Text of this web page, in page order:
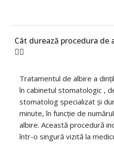
Cât durează procedura de
Tratamentul de albire a
în cabinetul stomatologic ,
stomatolog specializat și
minute, în funcție de
albire. Această procedură
într-o singură vizită la